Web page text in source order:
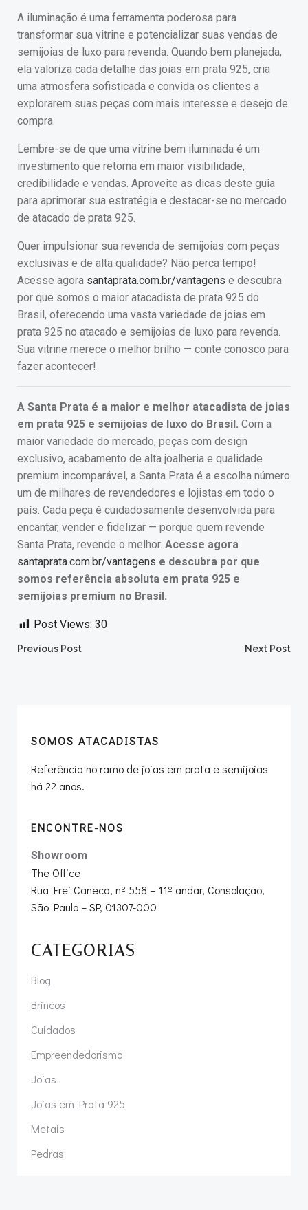
A iluminação é uma ferramenta poderosa para
transformar sua vitrine e potencializar suas vendas de
semijoias de luxo para revenda. Quando bem planejada,
ela valoriza cada detalhe das joias em prata 925, cria
uma atmosfera sofisticada e convida os clientes a
explorarem suas peças com mais interesse e desejo de
compra.
Lembre-se de que uma vitrine bem iluminada é um
investimento que retorna em maior visibilidade,
credibilidade e vendas. Aproveite as dicas deste guia
para aprimorar sua estratégia e destacar-se no mercado
de atacado de prata 925.
Quer impulsionar sua revenda de semijoias com peças
exclusivas e de alta qualidade? Não perca tempo!
Acesse agora santaprata.com.br/vantagens e descubra
por que somos o maior atacadista de prata 925 do
Brasil, oferecendo uma vasta variedade de joias em
prata 925 no atacado e semijoias de luxo para revenda.
Sua vitrine merece o melhor brilho — conte conosco para
fazer acontecer!
A Santa Prata é a maior e melhor atacadista de joias
em prata 925 e semijoias de luxo do Brasil. Com a
maior variedade do mercado, peças com design
exclusivo, acabamento de alta joalheria e qualidade
premium incomparável, a Santa Prata é a escolha número
um de milhares de revendedores e lojistas em todo o
país. Cada peça é cuidadosamente desenvolvida para
encantar, vender e fidelizar — porque quem revende
Santa Prata, revende o melhor. Acesse agora
santaprata.com.br/vantagens e descubra por que
somos referência absoluta em prata 925 e
semijoias premium no Brasil.
Post Views: 30
Post
Previous Post Next Post
SOMOS ATACADISTAS
Referência no ramo de joias em prata e semijoias
há 22 anos.
ENCONTRE-NOS
Showroom
The Office
Rua Frei Caneca, nº 558 – 11º andar, Consolação,
São Paulo – SP, 01307-000
CATEGORIAS
Blog
Brincos
Cuidados
Empreendedorismo
Joias
Joias em Prata 925
Metais
Pedras